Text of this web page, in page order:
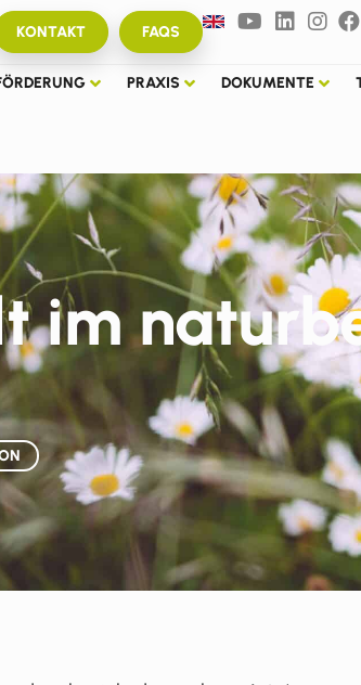
KONTAKT FAQS
PRAXIS DOKUMENTE
im